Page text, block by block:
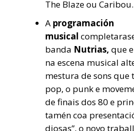
The Blaze ou Caribou.
A programación
musical
banda Nutrias, que
na escena musical
mestura de sons que
pop, o punk e
de finais dos 80 e
tamén coa
diosas”, o novo